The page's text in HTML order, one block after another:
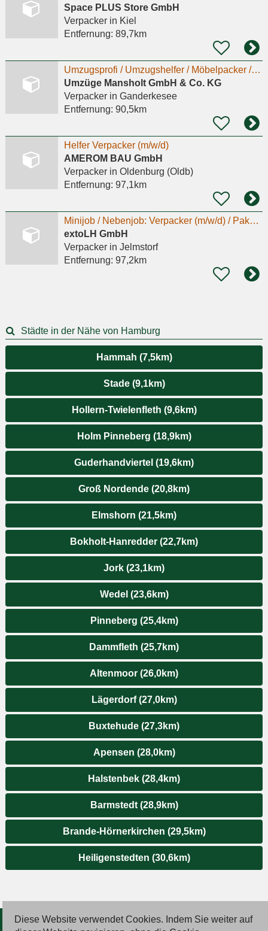
Space PLUS Store GmbH
Verpackerin Kiel
Entfernung: 89,7km
Umzugsprofi / Umzugshelfer / Möbelpacker /*in (m/w/d)
Umzüge Mansholt GmbH & Co. KG
Verpackerin Ganderkesee
Entfernung: 90,5km
Helfer Verpacker (m/w/d)
AMEROM BAU GmbH
Verpackerin Oldenburg (Oldb)
Entfernung: 97,1km
Minijob / Nebenjob: Verpacker (m/w/d) / Pakete packen
extoLH GmbH
Verpackerin Jelmstorf
Entfernung: 97,2km
Städte in der Nähe von Hamburg
Hammah (7,5km)
Stade (9,1km)
Hollern-Twielenfleth (9,6km)
Holm Pinneberg (18,9km)
Guderhandviertel (19,6km)
Groß Nordende (20,8km)
Elmshorn (21,5km)
Bokholt-Hanredder (22,7km)
Jork (23,1km)
Wedel (23,6km)
Pinneberg (25,4km)
Dammfleth (25,7km)
Altenmoor (26,0km)
Lägerdorf (27,0km)
Buxtehude (27,3km)
Apensen (28,0km)
Halstenbek (28,4km)
Barmstedt (28,9km)
Brande-Hörnerkirchen (29,5km)
Heiligenstedten (30,6km)
© 2026 Deutsche Jobmarkt GmbH
Diese Website verwendet Cookies. Indem Sie weiter auf